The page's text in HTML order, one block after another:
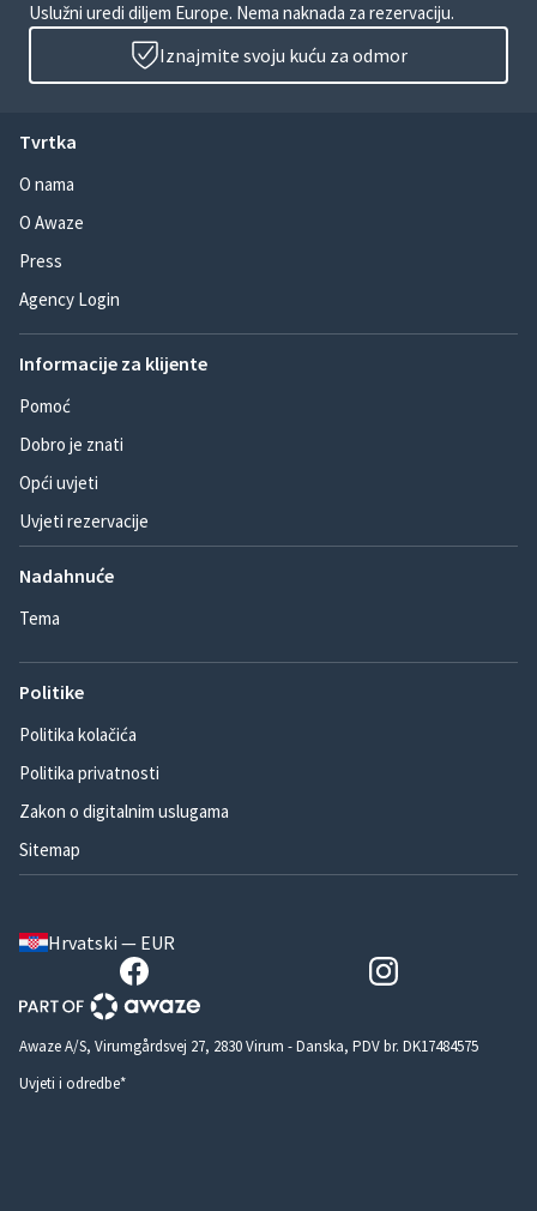
Uslužni uredi diljem Europe. Nema naknada za rezervaciju.
Iznajmite svoju kuću za odmor
Tvrtka
O nama
O Awaze
Press
Agency Login
Informacije za klijente
Pomoć
Dobro je znati
Opći uvjeti
Uvjeti rezervacije
Nadahnuće
Tema
Politike
Politika kolačića
Politika privatnosti
Zakon o digitalnim uslugama
Sitemap
Hrvatski — EUR
Awaze A/S, Virumgårdsvej 27, 2830 Virum - Danska, PDV br. DK17484575
Uvjeti i odredbe*